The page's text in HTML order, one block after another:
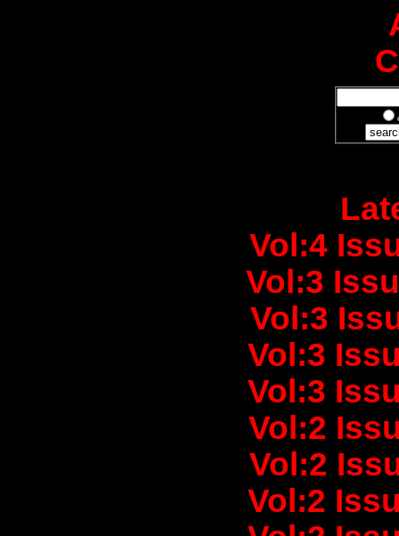
Vol:4
Vol:3
Vol:3
Vol:3
Vol:3
Vol:2
Vol:2
Vol:2